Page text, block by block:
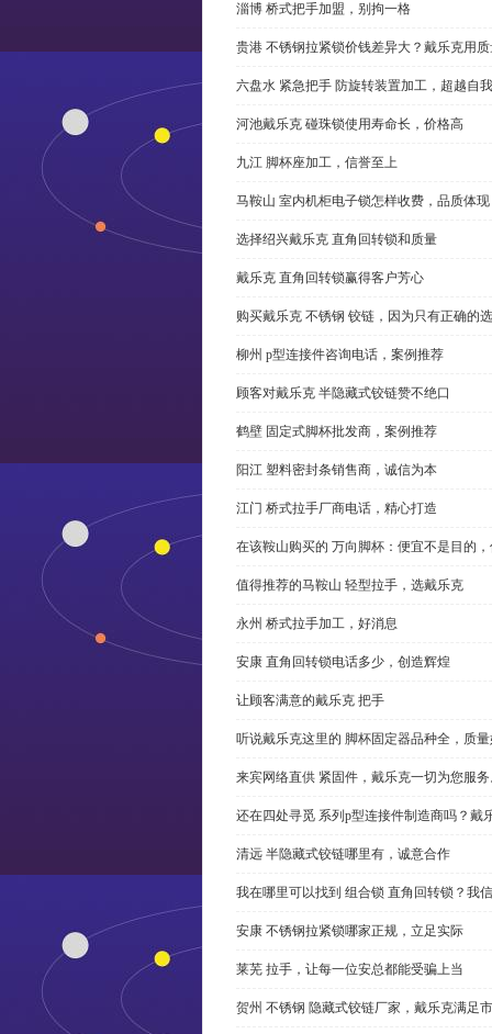
淄博 桥式把手加盟，别拘一格
贵港 不锈钢拉紧锁价钱差异大？戴乐克用
六盘水 紧急把手 防旋转装置加工，超越自我
河池戴乐克 碰珠锁使用寿命长，价格高
九江 脚杯座加工，信誉至上
马鞍山 室内机柜电子锁怎样收费，品质体现
选择绍兴戴乐克 直角回转锁和质量
戴乐克 直角回转锁赢得客户芳心
购买戴乐克 不锈钢 铰链，因为只有正确的
柳州 p型连接件咨询电话，案例推荐
顾客对戴乐克 半隐藏式铰链赞不绝口
鹤壁 固定式脚杯批发商，案例推荐
阳江 塑料密封条销售商，诚信为本
江门 桥式拉手厂商电话，精心打造
在该鞍山购买的 万向脚杯：便宜不是目的
值得推荐的马鞍山 轻型拉手，选戴乐克
永州 桥式拉手加工，好消息
安康 直角回转锁电话多少，创造辉煌
让顾客满意的戴乐克 把手
听说戴乐克这里的 脚杯固定器品种全，质
来宾网络直供 紧固件，戴乐克一切为您服
还在四处寻觅 系列p型连接件制造商吗？戴
清远 半隐藏式铰链哪里有，诚意合作
我在哪里可以找到 组合锁 直角回转锁？我
安康 不锈钢拉紧锁哪家正规，立足实际
莱芜 拉手，让每一位安总都能受骗上当
贺州 不锈钢 隐藏式铰链厂家，戴乐克满足